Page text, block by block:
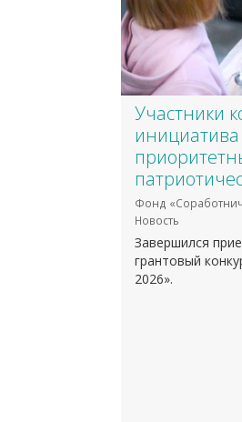
​Участники
инициатива
Фонд
Новость
Завершился
грантовый
2026».